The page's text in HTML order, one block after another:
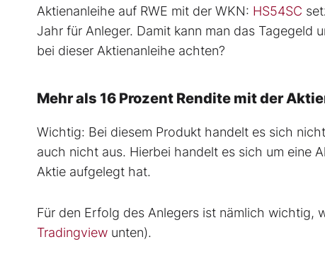
Aktienanleihe auf RWE mit der WKN: HS54SC
Jahr für Anleger. Damit kann man das Tagegeld
bei dieser Aktienanleihe achten?
Mehr als 16 Prozent Rendite mit der
Wichtig: Bei diesem Produkt handelt es sich
auch nicht aus. Hierbei handelt es sich um eine
Aktie aufgelegt hat.
Für den Erfolg des Anlegers ist nämlich wichtig,
Tradingview unten).